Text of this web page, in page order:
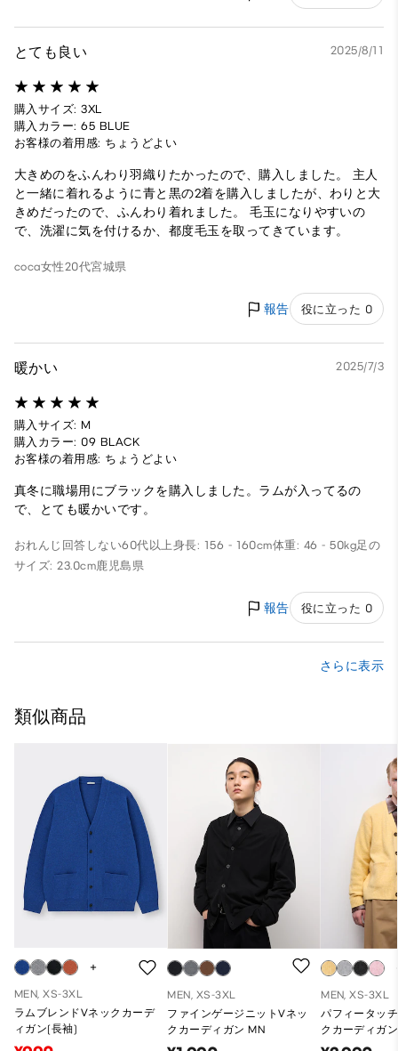
とても良い 2025/8/11
購入サイズ: 3XL
購入カラー: 65 BLUE
お客様の着用感: ちょうどよい
大きめのをふんわり羽織りたかったので、購入しました。 主人
と一緒に着れるように青と黒の2着を購入しましたが、わりと大
きめだったので、ふんわり着れました。 毛玉になりやすいの
で、洗濯に気を付けるか、都度毛玉を取ってきています。
coca女性20代宮城県
報告 役に立った 0
暖かい 2025/7/3
購入サイズ: M
購入カラー: 09 BLACK
お客様の着用感: ちょうどよい
真冬に職場用にブラックを購入しました。ラムが入ってるの
で、とても暖かいです。
おれんじ 回答しない60代以上身長: 156 - 160cm体重: 46 - 50kg足の
サイズ: 23.0cm鹿児島県
報告 役に立った 0
さらに表示
類似商品
MEN, XS-3XL
ラムブレンドVネックカーデ
ィガン(長袖)
MEN, XS-3XL
ファインゲージニットVネッ
クカーディガン MN
MEN, XS-3XL
パフィータッ
クカーディガ